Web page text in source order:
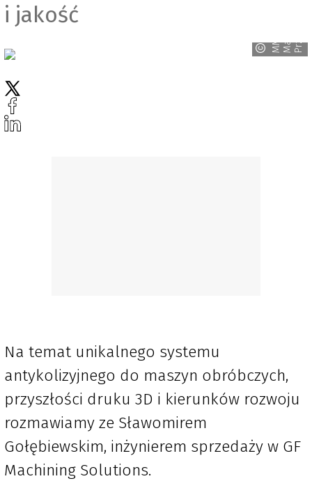
i jakość
M
M
M
a
g
a
z
yn
P
r
z
e
m
ys
ł
o
w
Na temat unikalnego systemu
antykolizyjnego do maszyn obróbczych,
przyszłości druku 3D i kierunków rozwoju
rozmawiamy ze Sławomirem
Gołębiewskim, inżynierem sprzedaży w GF
Machining Solutions.